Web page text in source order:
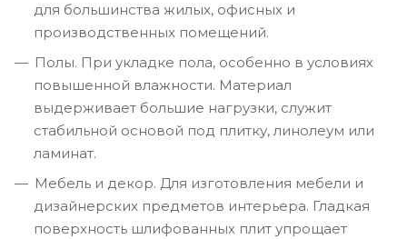
для большинства жилых, офисных и
производственных помещений.
Полы. При укладке пола, особенно в условиях
повышенной влажности. Материал
выдерживает большие нагрузки, служит
стабильной основой под плитку, линолеум или
ламинат.
Мебель и декор. Для изготовления мебели и
дизайнерских предметов интерьера. Гладкая
поверхность шлифованных плит упрощает